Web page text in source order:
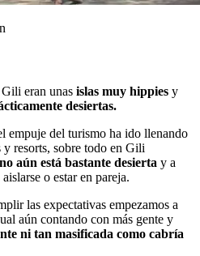
eran unas islas muy hippies y
desiertas.
empuje del turismo ha ido llenando
resorts, sobre todo en Gili
aún está bastante desierta y a
o estar en pareja.
las expectativas empezamos a
aún contando con más gente y
ni tan masificada como cabría